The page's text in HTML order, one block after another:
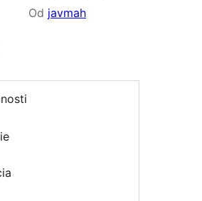
Od javmah